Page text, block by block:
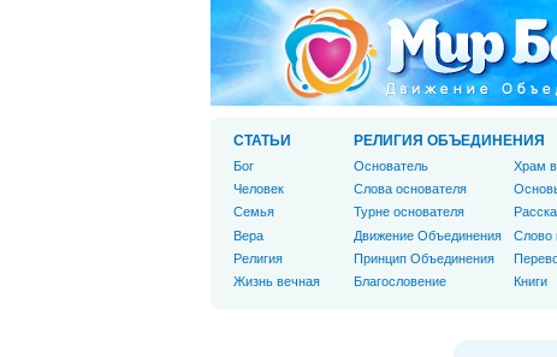
СТАТЬИ
Бог
Человек
Cемья
Вера
Религия
Жизнь вечная
РЕЛИГИЯ ОБЪЕДИНЕНИЯ
Основатель
Слова основателя
Турне основателя
Движение Объединения
Принцип Объединения
Благословение
Храм
Слово
Книги